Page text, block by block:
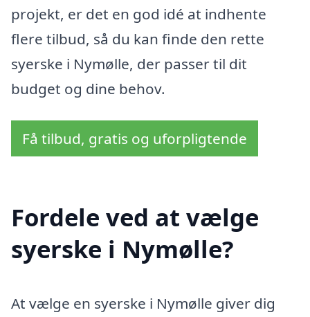
projekt, er det en god idé at indhente
flere tilbud, så du kan finde den rette
syerske i Nymølle, der passer til dit
budget og dine behov.
Få tilbud, gratis og uforpligtende
Fordele ved at vælge
syerske i Nymølle?
At vælge en syerske i Nymølle giver dig